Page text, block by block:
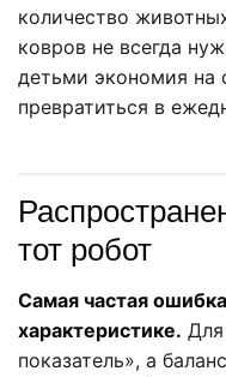
количество
ковров не всегда
детьми экономия на
превратиться в
тот робот
Самая частая
характеристике.
показатель», а